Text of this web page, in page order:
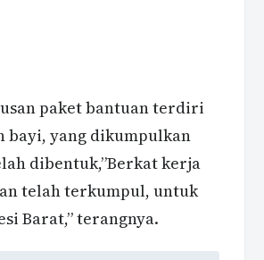
paket bantuan terdiri
bayi, yang dikumpulkan
dibentuk,”Berkat kerja
telah terkumpul, untuk
Barat,” terangnya.